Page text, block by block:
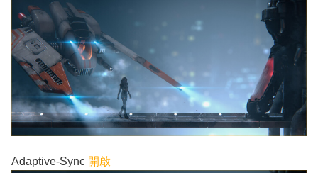
Adaptive-Sync 開啟